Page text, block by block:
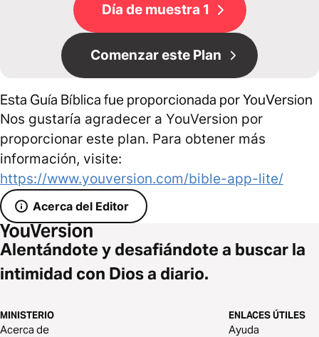
Día de muestra 1
Comenzar este Plan
Esta Guía Bíblica fue proporcionada por YouVersion
Nos gustaría agradecer a YouVersion por
proporcionar este plan. Para obtener más
información, visite:
https://www.youversion.com/bible-app-lite/
Acerca del Editor
Alentándote y desafiándote a buscar la
intimidad con Dios a diario.
MINISTERIO
Acerca de
ENLACES ÚTILES
Ayuda